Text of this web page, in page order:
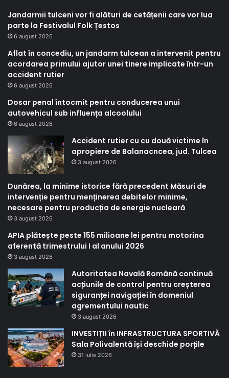
Jandarmii tulceni vor fi alături de cetățenii care vor lua
parte la Festivalul Folk Țestos
6 august 2026
Aflat în concediu, un jandarm tulcean a intervenit pentru
acordarea primului ajutor unei tinere implicate într-un
accident rutier
6 august 2026
Dosar penal întocmit pentru conducerea unui
autovehicul sub influența alcoolului
6 august 2026
Accident rutier cu cu două victime în
apropiere de Balanacncea, jud. Tulcea
3 august 2026
Dunărea, la minime istorice fără precedent Măsuri de
intervenție pentru menținerea debitelor minime,
necesare pentru producția de energie nucleară
3 august 2026
APIA plătește peste 155 milioane lei pentru motorina
aferentă trimestrului I al anului 2026
3 august 2026
Autoritatea Navală Română continuă
acțiunile de control pentru creșterea
siguranței navigației în domeniul
agrementului nautic
3 august 2026
INVESTIȚII în INFRASTRUCTURA SPORTIVĂ
Sala Polivalentă își deschide porțile
31 iulie 2026